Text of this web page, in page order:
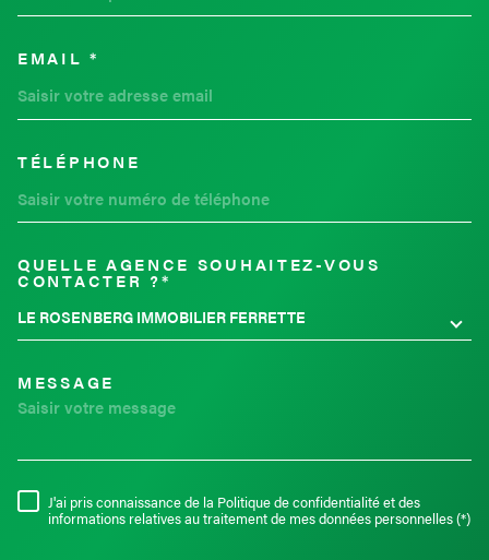
EMAIL *
TÉLÉPHONE
QUELLE AGENCE SOUHAITEZ-VOUS
CONTACTER ?*
LE ROSENBERG IMMOBILIER FERRETTE
MESSAGE
RÈGLEMENTATION
J'ai pris connaissance de la Politique de confidentialité et des
informations relatives au traitement de mes données personnelles (*)